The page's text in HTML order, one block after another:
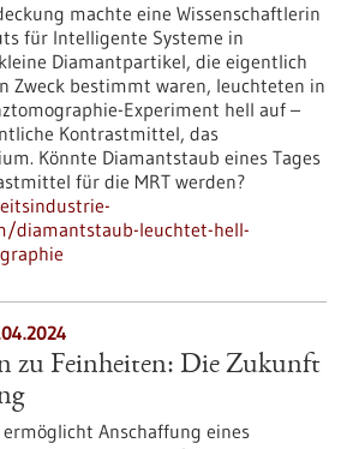
machte eine Wissenschaftlerin
für Intelligente Systeme in
Diamantpartikel, die eigentlich
Zweck bestimmt waren, leuchteten in
Experiment hell auf –
Kontrastmittel, das
Könnte Diamantstaub eines Tages
für die MRT werden?
diamantstaub-leuchtet-hell-
zu Feinheiten: Die Zukunft
Anschaffung eines